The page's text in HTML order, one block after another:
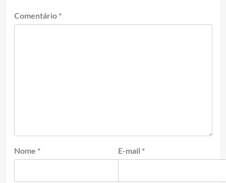
Comentário *
Nome * E-mail *